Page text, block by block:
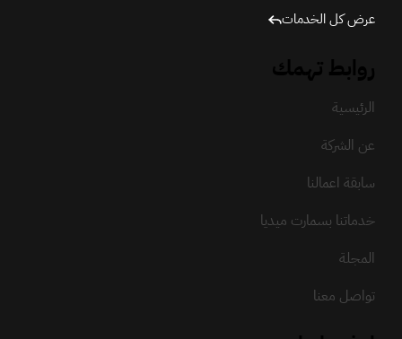
عرض كل الخدمات
الرئيسية
عن الشركة
سابقة اعمالنا
خدماتنا بسمارت ميديا
المجلة
تواصل معنا